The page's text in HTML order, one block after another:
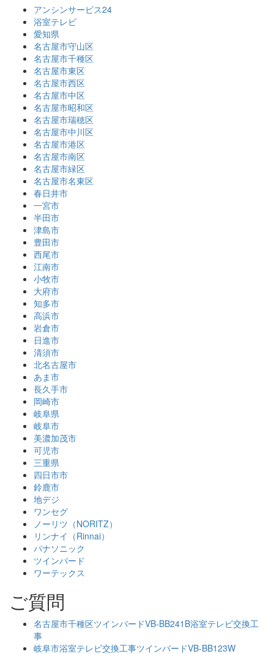
アンシンサービス24
浴室テレビ
愛知県
名古屋市守山区
名古屋市千種区
名古屋市東区
名古屋市西区
名古屋市中区
名古屋市昭和区
名古屋市瑞穂区
名古屋市中川区
名古屋市港区
名古屋市南区
名古屋市緑区
名古屋市名東区
春日井市
一宮市
半田市
津島市
豊田市
西尾市
江南市
小牧市
大府市
知多市
高浜市
岩倉市
日進市
清須市
北名古屋市
あま市
長久手市
岡崎市
岐阜県
岐阜市
美濃加茂市
可児市
三重県
四日市市
鈴鹿市
地デジ
ワンセグ
ノーリツ（NORITZ）
リンナイ（Rinnai）
パナソニック
ツインバード
ワーテックス
ご質問
名古屋市千種区ツインバードVB-BB241B浴室テレビ交換工
事
岐阜市浴室テレビ交換工事ツインバードVB-BB123W